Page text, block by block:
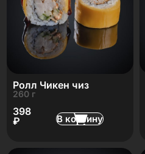
Ролл Чикен чиз
260 г
398
₽
В корзину